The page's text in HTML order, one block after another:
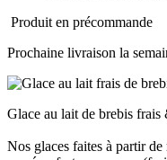
Produit en précommande
Prochaine livraison la
Glace au lait de brebis frais
Nos glaces faites à partir de